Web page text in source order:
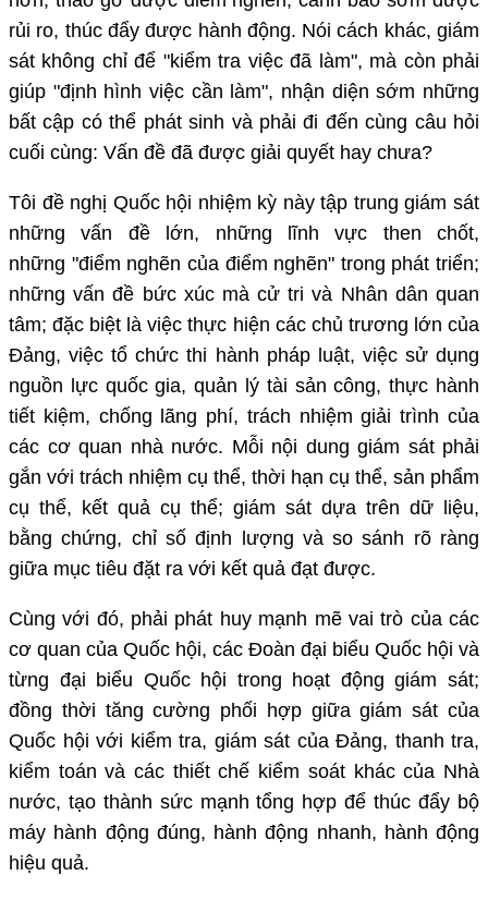
rủi ro, thúc đẩy được hành động. Nói cách khác, giám
sát không chỉ để "kiểm tra việc đã làm", mà còn phải
giúp "định hình việc cần làm", nhận diện sớm những
bất cập có thể phát sinh và phải đi đến cùng câu hỏi
cuối cùng: Vấn đề đã được giải quyết hay chưa?
Tôi đề nghị Quốc hội nhiệm kỳ này tập trung giám sát
những vấn đề lớn, những lĩnh vực then chốt,
những "điểm nghẽn của điểm nghẽn" trong phát triển;
những vấn đề bức xúc mà cử tri và Nhân dân quan
tâm; đặc biệt là việc thực hiện các chủ trương lớn của
Đảng, việc tổ chức thi hành pháp luật, việc sử dụng
nguồn lực quốc gia, quản lý tài sản công, thực hành
tiết kiệm, chống lãng phí, trách nhiệm giải trình của
các cơ quan nhà nước. Mỗi nội dung giám sát phải
gắn với trách nhiệm cụ thể, thời hạn cụ thể, sản phẩm
cụ thể, kết quả cụ thể; giám sát dựa trên dữ liệu,
bằng chứng, chỉ số định lượng và so sánh rõ ràng
giữa mục tiêu đặt ra với kết quả đạt được.
Cùng với đó, phải phát huy mạnh mẽ vai trò của các
cơ quan của Quốc hội, các Đoàn đại biểu Quốc hội và
từng đại biểu Quốc hội trong hoạt động giám sát;
đồng thời tăng cường phối hợp giữa giám sát của
Quốc hội với kiểm tra, giám sát của Đảng, thanh tra,
kiểm toán và các thiết chế kiểm soát khác của Nhà
nước, tạo thành sức mạnh tổng hợp để thúc đẩy bộ
máy hành động đúng, hành động nhanh, hành động
hiệu quả.